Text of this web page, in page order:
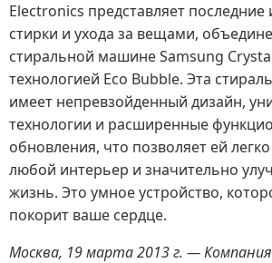
Electronics представляет
стирки и ухода за вещами,
стиральной машине Samsung
технологией Eco Bubble. Эта
имеет непревзойденный дизайн,
технологии и расширенные
обновления, что позволяет ей
любой интерьер и значительно
жизнь. Это умное устройство,
покорит ваше сердце.
Москва, 19 марта 2013 г. — Компания